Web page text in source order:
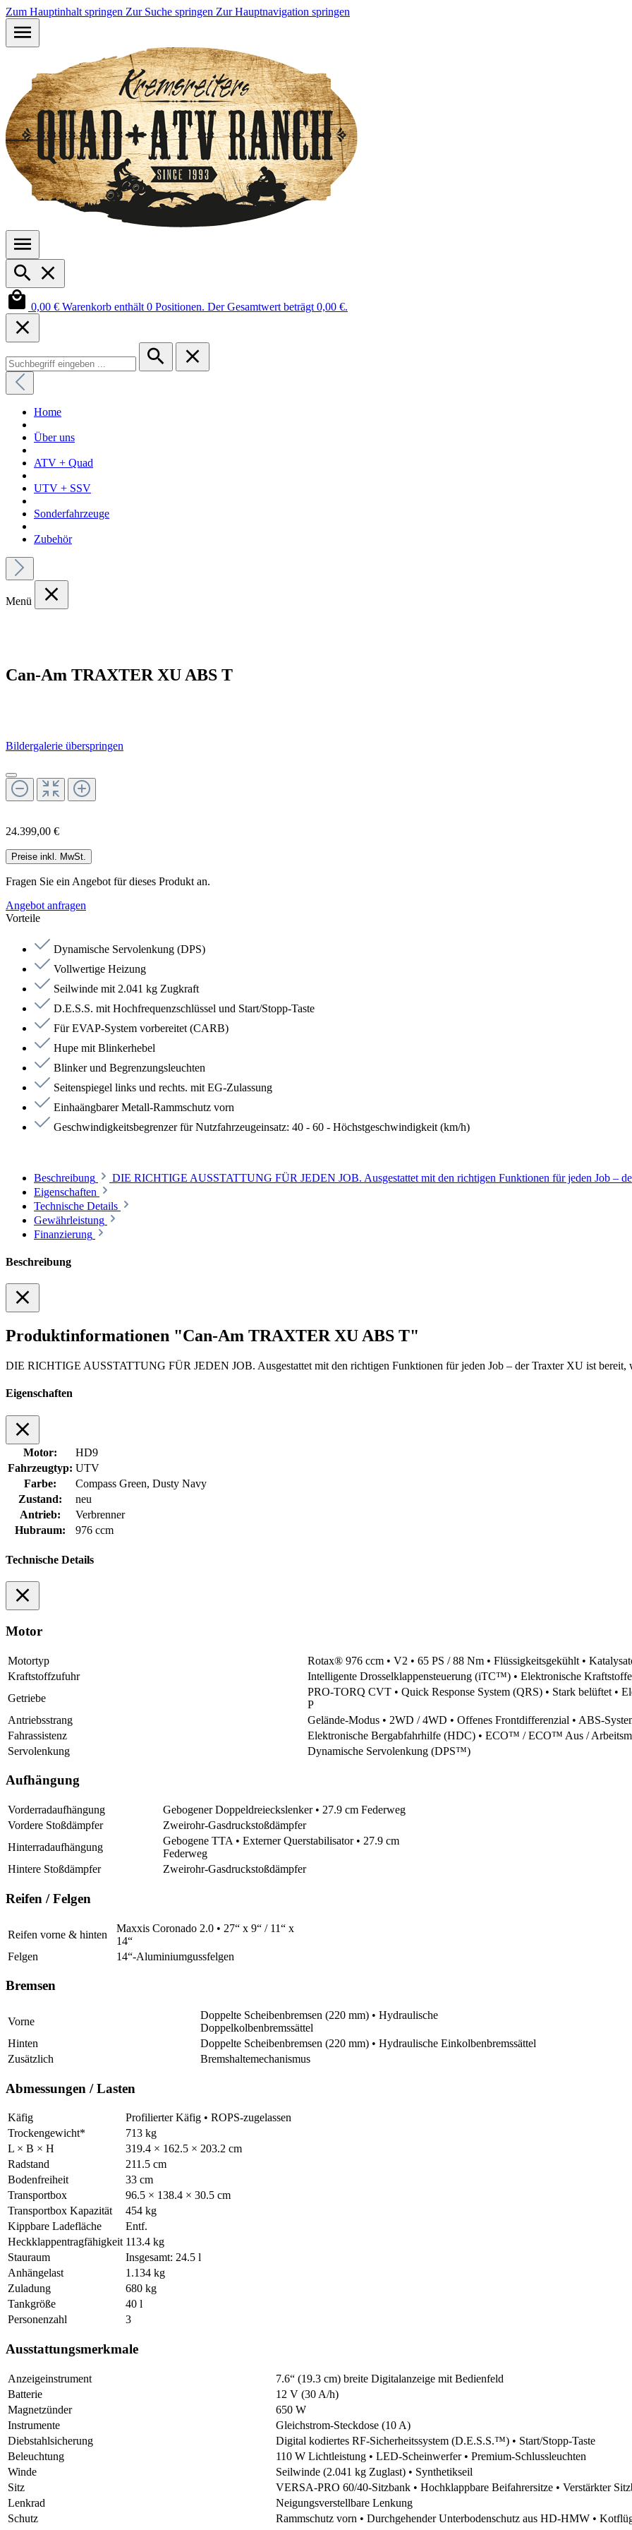
Zum Hauptinhalt springen Zur Suche springen Zur Hauptnavigation springen
0,00 € Warenkorb enthält 0 Positionen. Der Gesamtwert beträgt 0,00 €.
Home
Über uns
ATV + Quad
UTV + SSV
Sonderfahrzeuge
Zubehör
Menü
Can-Am TRAXTER XU ABS T
Bildergalerie überspringen
24.399,00 €
Preise inkl. MwSt.
Fragen Sie ein Angebot für dieses Produkt an.
Angebot anfragen
Vorteile
Dynamische Servolenkung (DPS)
Vollwertige Heizung
Seilwinde mit 2.041 kg Zugkraft
D.E.S.S. mit Hochfrequenzschlüssel und Start/Stopp-Taste
Für EVAP-System vorbereitet (CARB)
Hupe mit Blinkerhebel
Blinker und Begrenzungsleuchten
Seitenspiegel links und rechts. mit EG-Zulassung
Einhaängbarer Metall-Rammschutz vorn
Geschwindigkeitsbegrenzer für Nutzfahrzeugeinsatz: 40 - 60 - Höchstgeschwindigkeit (km/h)
Beschreibung DIE RICHTIGE AUSSTATTUNG FÜR JEDEN JOB. Ausgestattet mit den richtigen Funktionen für jeden Job –
Eigenschaften
Technische Details
Gewährleistung
Finanzierung
Beschreibung
Produktinformationen "Can-Am TRAXTER XU ABS T"
DIE RICHTIGE AUSSTATTUNG FÜR JEDEN JOB. Ausgestattet mit den richtigen Funktionen für jeden Job – der Traxter XU ist bereit,
Eigenschaften
Motor:
HD9
Fahrzeugtyp: UTV
Farbe:
Compass Green, Dusty Navy
Zustand:
neu
Antrieb:
Verbrenner
Hubraum:
976 ccm
Technische Details
Motor
Motortyp
Rotax® 976 ccm • V2 • 65 PS / 88 Nm • Flüssigkeitsgekühlt •
Kraftstoffzufuhr
Intelligente Drosselklappensteuerung (iTC™) • Elektronische
Getriebe
PRO-TORQ CVT • Quick Response System (QRS) • Stark belüftet •
P
Antriebsstrang
Gelände-Modus • 2WD / 4WD • Offenes Frontdifferenzial • ABS-
Fahrassistenz
Elektronische Bergabfahrhilfe (HDC) • ECO™ / ECO™ Aus /
Servolenkung
Dynamische Servolenkung (DPS™)
Aufhängung
Vorderradaufhängung
Gebogener Doppeldreieckslenker • 27.9 cm Federweg
Vordere Stoßdämpfer
Zweirohr-Gasdruckstoßdämpfer
Hinterradaufhängung
Gebogene TTA • Externer Querstabilisator • 27.9 cm
Federweg
Hintere Stoßdämpfer
Zweirohr-Gasdruckstoßdämpfer
Reifen / Felgen
Reifen vorne & hinten
Maxxis Coronado 2.0 • 27“ x 9“ / 11“ x
14“
Felgen
14“-Aluminiumgussfelgen
Bremsen
Vorne
Doppelte Scheibenbremsen (220 mm) • Hydraulische
Doppelkolbenbremssättel
Hinten
Doppelte Scheibenbremsen (220 mm) • Hydraulische Einkolbenbremssättel
Zusätzlich
Bremshaltemechanismus
Abmessungen / Lasten
Käfig
Profilierter Käfig • ROPS-zugelassen
Trockengewicht*
713 kg
L × B × H
319.4 × 162.5 × 203.2 cm
Radstand
211.5 cm
Bodenfreiheit
33 cm
Transportbox
96.5 × 138.4 × 30.5 cm
Transportbox Kapazität
454 kg
Kippbare Ladefläche
Entf.
Heckklappentragfähigkeit 113.4 kg
Stauraum
Insgesamt: 24.5 l
Anhängelast
1.134 kg
Zuladung
680 kg
Tankgröße
40 l
Personenzahl
3
Ausstattungsmerkmale
Anzeigeinstrument
7.6“ (19.3 cm) breite Digitalanzeige mit Bedienfeld
Batterie
12 V (30 A/h)
Magnetzünder
650 W
Instrumente
Gleichstrom-Steckdose (10 A)
Diebstahlsicherung
Digital kodiertes RF-Sicherheitssystem (D.E.S.S.™) • Start/Stopp-Taste
Beleuchtung
110 W Lichtleistung • LED-Scheinwerfer • Premium-Schlussleuchten
Winde
Seilwinde (2.041 kg Zuglast) • Synthetikseil
Sitz
VERSA-PRO 60/40-Sitzbank • Hochklappbare Beifahrersitze • Verstärkter
Lenkrad
Neigungsverstellbare Lenkung
Schutz
Rammschutz vorn • Durchgehender Unterbodenschutz aus HD-HMW •